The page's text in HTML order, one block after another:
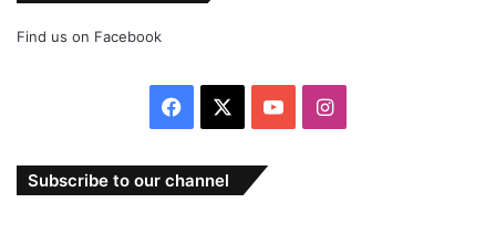
Find us on Facebook
Facebook YouTubeInstagram
Subscribe to our channel